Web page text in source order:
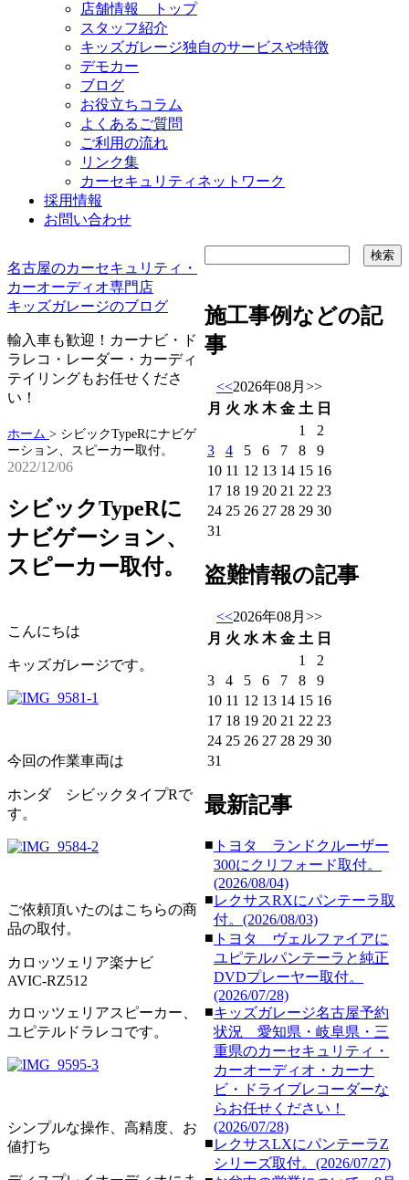
店舗情報 トップ
スタッフ紹介
キッズガレージ独自のサービスや特徴
デモカー
ブログ
お役立ちコラム
よくあるご質問
ご利用の流れ
リンク集
カーセキュリティネットワーク
採用情報
お問い合わせ
名古屋のカーセキュリティ・
カーオーディオ専門店
キッズガレージのブログ
輸入車も歓迎！カーナビ・ド
ラレコ・レーダー・カーディ
テイリングもお任せくださ
い！
ホーム > シビックTypeRにナビゲ
ーション、スピーカー取付。
2022/12/06
シビックTypeRに
ナビゲーション、
スピーカー取付。
こんにちは
キッズガレージです。
今回の作業車両は
ホンダ シビックタイプRで
す。
ご依頼頂いたのはこちらの商
品の取付。
カロッツェリア楽ナビ
AVIC-RZ512
カロッツェリアスピーカー、
ユピテルドラレコです。
シンプルな操作、高精度、お
値打ち
施工事例などの記
事
<<2026年08月 >>
月 火 水 木 金 土 日
1
2
3
4 5 6 7 8
9
10 11 12 13 14 15 16
17 18 19 20 21 22 23
24 25 26 27 28 29 30
31
盗難情報の記事
<<2026年08月 >>
月 火 水 木 金 土 日
1
2
3
4 5 6 7 8
9
10 11 12 13 14 15 16
17 18 19 20 21 22 23
24 25 26 27 28 29 30
31
最新記事
■ トヨタ ランドクルーザー
300にクリフォード取付。
(2026/08/04)
■レクサスRXにパンテーラ取
付。(2026/08/03)
■ トヨタ ヴェルファイアに
ユピテルパンテーラと純正
DVDプレーヤー取付。
(2026/07/28)
■キッズガレージ名古屋予約
状況 愛知県・岐阜県・三
重県のカーセキュリティ・
カーオーディオ・カーナ
ビ・ドライブレコーダーな
らお任せください！
(2026/07/28)
■レクサスLXにパンテーラZ
シリーズ取付。(2026/07/27)